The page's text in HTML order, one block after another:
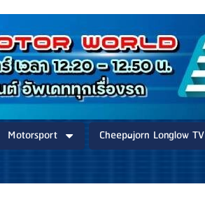
Motorsport
Cheepajorn Longlow TV